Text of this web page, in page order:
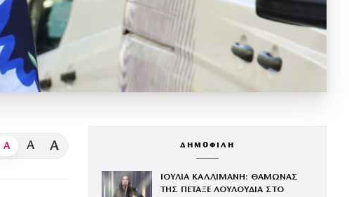
A A A ΔΗΜΟΦΙΛΗ
ΙΟΥΛΙΑ ΚΑΛΛΙΜΑΝΗ: ΘΑΜΩΝΑΣ
ΤΗΣ ΠΕΤΑΞΕ ΛΟΥΛΟΥΔΙΑ ΣΤΟ